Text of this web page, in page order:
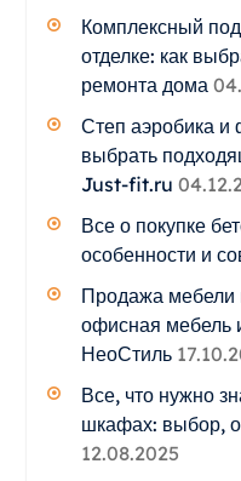
Комплексный
отделке: как
ремонта дома
Степ аэробика и
выбрать
Just-fit.ru
Все о покупке
особенности и
Продажа
офисная мебель
НеоСтиль
Все, что нужно
шкафах: выбор,
12.08.2025